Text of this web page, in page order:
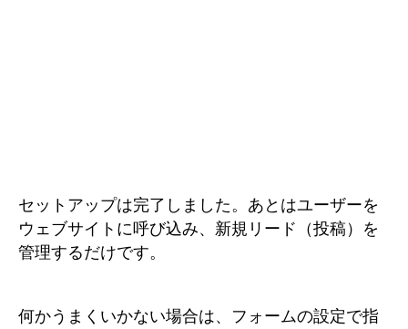
セットアップは完了しました。あとはユーザーを
ウェブサイトに呼び込み、新規リード（投稿）を
管理するだけです。
何かうまくいかない場合は、フォームの設定で指